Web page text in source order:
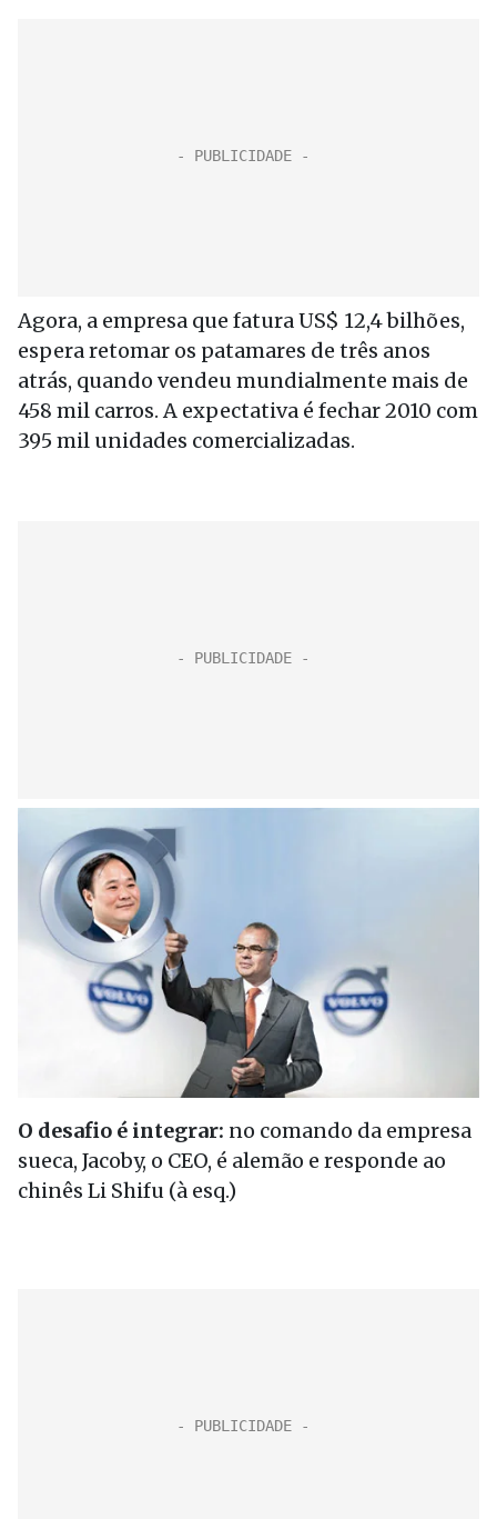
Agora, a empresa que fatura US$ 12,4 bilhões,
espera retomar os patamares de três anos
atrás, quando vendeu mundialmente mais de
458 mil carros. A expectativa é fechar 2010 com
395 mil unidades comercializadas.
O desafio é integrar: no comando da empresa
sueca, Jacoby, o CEO, é alemão e responde ao
chinês Li Shifu (à esq.)